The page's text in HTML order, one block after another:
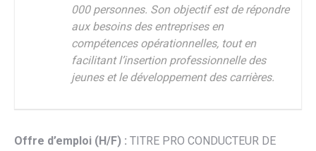
000 personnes. Son objectif est de répondre
aux besoins des entreprises en
compétences opérationnelles, tout en
facilitant l’insertion professionnelle des
jeunes et le développement des carrières.
Offre d’emploi (H/F) : TITRE PRO CONDUCTEUR DE